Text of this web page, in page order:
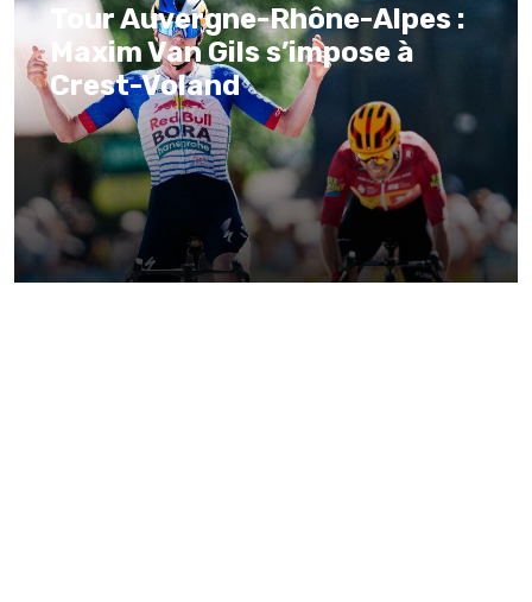
Tour Auvergne-Rhône-Alpes :
Maxim Van Gils s’impose à
Crest-Voland